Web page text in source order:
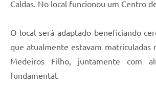
Caldas. No local funcionou um Centro
O local será adaptado beneficiando
que atualmente estavam matriculadas
Medeiros Filho, juntamente com
fundamental.